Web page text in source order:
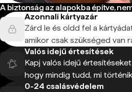
A biztonság az alapokba építve,
Azonnali kártyazár
Zárd le és oldd fel a
amikor csak szükséged van
Valós idejű értesítések
Kapj valós idejű
hogy mindig tudd, mi
0-24 csalásvédelem